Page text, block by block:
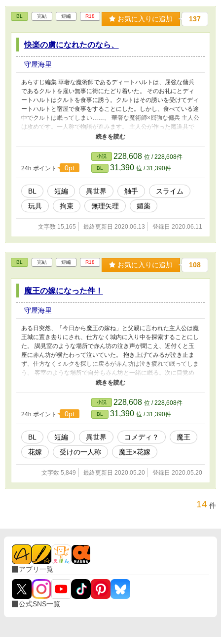
BL 完結 短編 R18 お気に入りに追加 137
快楽の虜になれたのなら、
守屋海里
あらすじ編集 華奢な魔術師であるディートハルトは、屈強な傭兵
であるクルトを雇い無事に街にたどり着いた。 そのお礼にとディ
ートハルトはクルトを食事に誘う。クルトはその誘いを受けてディ
ートハルトと宿屋で食事をすることにした。しかし、食べている途
中でクルトは眠ってしまい……。 華奢な魔術師×屈強な傭兵 主人公
は攻めです。一人称で物語が進みます。 主人公が作った魔道具で
クルトを可愛がる話。あらすじとタグでイヤな予感がした方はそっ
と閉じてください。 エロ練習作。色々書いてみたかった。全編通
してエロしかありません。 ※ムーンライトノベルズ様にも投稿し
24h.ポイント
0pt
小説 228,608 位 / 228,608件
BL 31,390 位 / 31,390件
BL 短編 異世界 触手
スライム
玩具
拘束 無理矢理 媚薬
文字数 15,165 最終更新日 2020.06.13 登録日 2020.06.11
BL 完結 短編 R18 お気に入りに追加 108
魔王の嫁になった件！
守屋海里
ある日突然、「今日から魔王の嫁ね」と父親に言われた主人公は魔
王城に置き去りにされ、仕方なく城内に入り中を探索することにし
た。 謁見室のような場所で赤ん坊の泣き声が聞こえ、近付くと玉
座に赤ん坊が横たわって泣いていた。 抱き上げてみるが泣き止ま
ず、仕方なくミルクを探しに戻るが赤ん坊は泣き疲れて眠ってしま
う。 客室のような場所で自分も赤ん坊と一緒に眠る。次に目覚め
た時、赤ん坊の姿はなくて代わりに赤ん坊の面影を残した子どもが
居て――……。 イケメン魔王×三白眼の花嫁 受けの一人称です。
魔王は青年の大きさまであっという間に成長します。 エロはさら
っとしています。書き方については研究中です。 割とコメディっ
ぽい、かな？ ※ムーンライトノベルズ様にも投稿しています。
24h.ポイント 0pt
小説 228,608 位 / 228,608件
BL 31,390 位 / 31,390件
BL 短編 異世界 コメディ？
魔王
花嫁
受けの一人称 魔王×花嫁
文字数 5,849 最終更新日 2020.05.20 登録日 2020.05.20
14 件
アプリ一覧
公式SNS一覧